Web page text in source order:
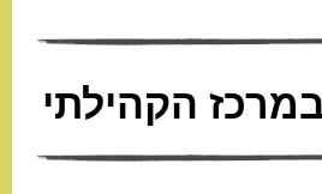
הקהילתי